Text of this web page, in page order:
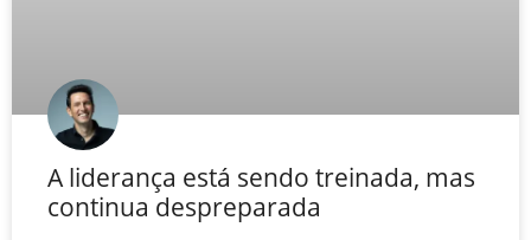
A liderança está sendo treinada, mas
continua despreparada